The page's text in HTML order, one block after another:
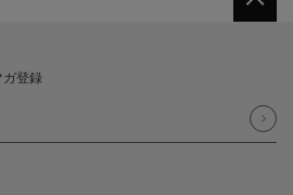
ガ登録